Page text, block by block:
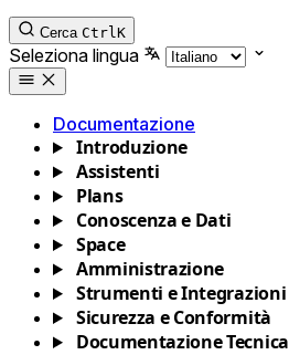
Cerca CtrlK
Seleziona lingua
Documentazione
Introduzione
Assistenti
Plans
Conoscenza e Dati
Space
Amministrazione
Strumenti e Integrazioni
Sicurezza e Conformità
Documentazione Tecnica